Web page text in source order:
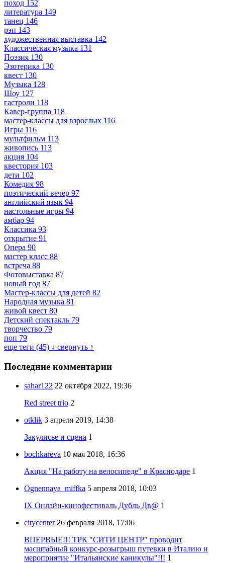
поход 152
литература 149
танец 146
рэп 143
художественная выставка 142
Классическая музыка 131
Поэзия 130
Эзотерика 130
квест 130
Музыка 128
Шоу 127
гастроли 118
Кавер-группа 118
мастер-классы для взрослых 116
Игры 116
мультфильм 113
живопись 113
акция 104
квестория 103
дети 102
Комедия 98
поэтический вечер 97
английский язык 94
настольные игры 94
амбар 94
Классика 93
открытие 91
Опера 90
мастер класс 88
встреча 88
Фотовыставка 87
новый год 87
Мастер-классы для детей 82
Народная музыка 81
живой квест 80
Детский спектакль 79
творчество 79
поп 79
еще теги (45) ↓ свернуть ↑
Последние комментарии
sahar122 22 октября 2022, 19:36
Red street trio 2
otklik 3 апреля 2019, 14:38
Закулисье и сцена 1
bochkareva 10 мая 2018, 16:36
Акция "На работу на велосипеде" в Краснодаре 1
Ognennaya_miffka 5 апреля 2018, 10:03
IX Онлайн-кинофестиваль Дубль Дв@ 1
citycenter 26 февраля 2018, 17:06
ВПЕРВЫЕ!!! ТРК "СИТИ ЦЕНТР" проводит
масштабный конкурс-розыгрыш путевки в Италию и
мероприятие "Итальянские каникулы"!!! 1